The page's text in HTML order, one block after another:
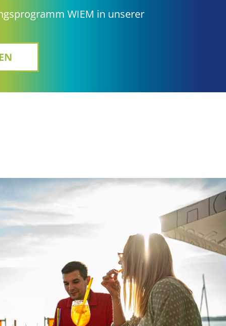
Area: Spaß und Adrenalin